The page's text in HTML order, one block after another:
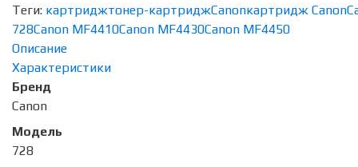
Теги: картриджтонер-картриджCanonкартридж Canon
728Canon MF4410Canon MF4430Canon MF4450
Описание
Характеристики
Бренд
Canon
Модель
728